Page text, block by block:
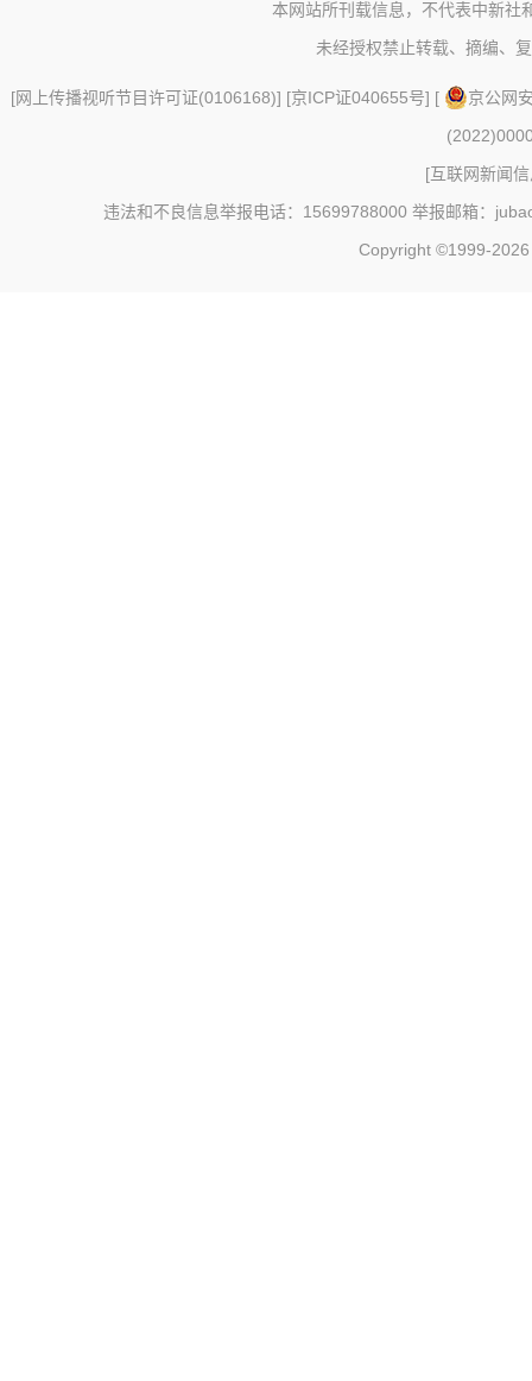
本网站所刊载信息，不代表中新社
未经授权禁止转载、摘编、
[网上传播视听节目许可证(0106168)] [京ICP证040655号] [
京公网
[互联网新闻
违法和不良信息举报电话：15699788000 举报邮箱：
Copyright ©1999-